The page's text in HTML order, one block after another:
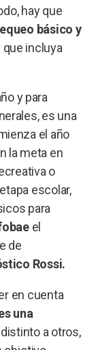
hay que
básico y
que incluya
y para
es una
el año
la meta en
o
escolar,
para
el
de
Rossi.
en cuenta
una
a otros,